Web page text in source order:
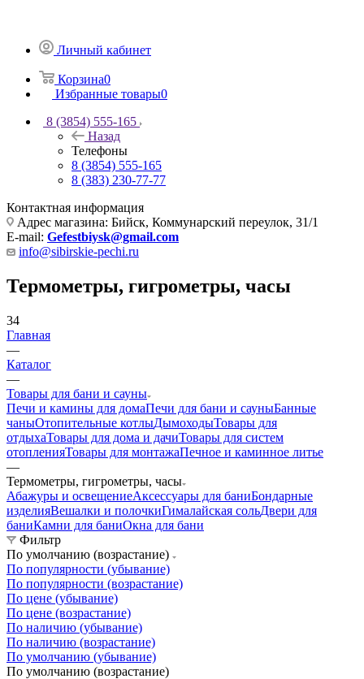
Личный кабинет
Корзина0
Избранные товары0
8 (3854) 555-165
Назад
Телефоны
8 (3854) 555-165
8 (383) 230-77-77
Контактная информация
Адрес магазина: Бийск, Коммунарский переулок, 31/1
E-mail: Gefestbiysk@gmail.com
info@sibirskie-pechi.ru
Термометры, гигрометры, часы
34
Главная
—
Каталог
—
Товары для бани и сауны
Печи и камины для домаПечи для бани и сауныБанные
чаныОтопительные котлыДымоходыТовары для
отдыхаТовары для дома и дачиТовары для систем
отопленияТовары для монтажаПечное и каминное литье
—
Термометры, гигрометры, часы
Абажуры и освещениеАксессуары для баниБондарные
изделияВешалки и полочкиГималайская сольДвери для
баниКамни для баниОкна для бани
Фильтр
По умолчанию (возрастание)
По популярности (убывание)
По популярности (возрастание)
По цене (убывание)
По цене (возрастание)
По наличию (убывание)
По наличию (возрастание)
По умолчанию (убывание)
По умолчанию (возрастание)